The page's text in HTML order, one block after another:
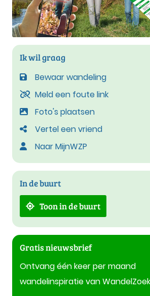
Ik wil graag
Bewaar wandeling
Meld een foute link
Foto's plaatsen
Vertel een vriend
Naar MijnWZP
In de buurt
Toon in de buurt
Gratis nieuwsbrief
Ontvang één keer per maand
wandelinspiratie van